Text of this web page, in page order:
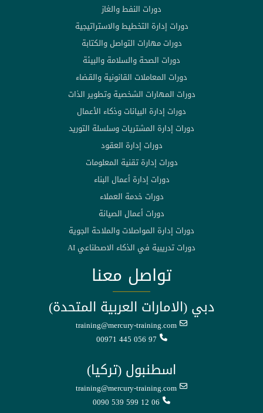
دورات النفط والغاز
دورات إدارة التخطيط والاستراتيجية
دورات مهارات التواصل والكتابة
دورات الصحة والسلامة والبيئة
دورات المعاملات القانونية والقضاء
دورات المهارات الشخصية وتطوير الذات
دورات إدارة البيانات وذكاء الأعمال
دورات إدارة المشتريات وسلسلة التوريد
دورات إدارة العقود
دورات إدارة تقنية المعلومات
دورات إدارة أعمال البناء
دورات خدمة العملاء
دورات أعمال الصيانة
دورات إدارة المواصلات والملاحة الجوية
دورات تدريبية في الذكاء الاصطناعي AI
تواصل معنا
دبي (الامارات العربية المتحدة)
training@mercury-training.com
00971 445 056 97
اسطنبول (تركيا)
training@mercury-training.com
0090 539 599 12 06